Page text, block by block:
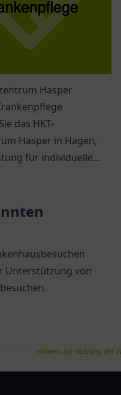
Hasper
das HKT-
Hasper in Hagen,
für individuelle
Unterstützung von
Hinweis zur Nutzung der